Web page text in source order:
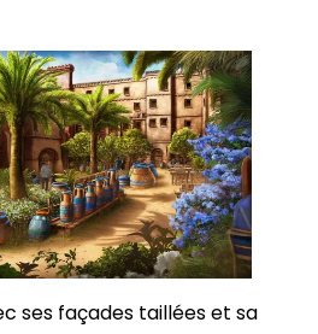
ses façades taillées et sa